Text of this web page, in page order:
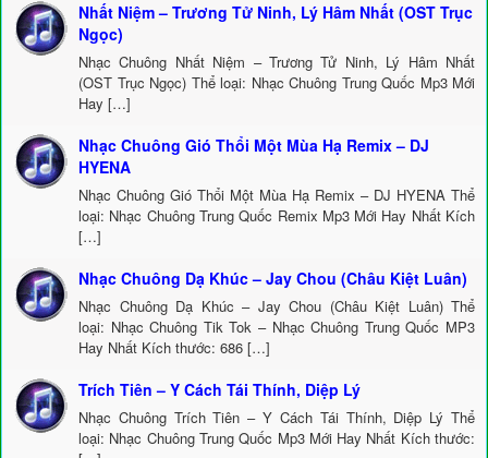
Nhất Niệm – Trương Tử Ninh, Lý Hâm Nhất (OST Trục
Ngọc)
Nhạc Chuông Nhất Niệm – Trương Tử Ninh, Lý Hâm Nhất
(OST Trục Ngọc) Thể loại: Nhạc Chuông Trung Quốc Mp3 Mới
Hay […]
Nhạc Chuông Gió Thổi Một Mùa Hạ Remix – DJ
HYENA
Nhạc Chuông Gió Thổi Một Mùa Hạ Remix – DJ HYENA Thể
loại: Nhạc Chuông Trung Quốc Remix Mp3 Mới Hay Nhất Kích
[…]
Nhạc Chuông Dạ Khúc – Jay Chou (Châu Kiệt Luân)
Nhạc Chuông Dạ Khúc – Jay Chou (Châu Kiệt Luân) Thể
loại: Nhạc Chuông Tik Tok – Nhạc Chuông Trung Quốc MP3
Hay Nhất Kích thước: 686 […]
Trích Tiên – Y Cách Tái Thính, Diệp Lý
Nhạc Chuông Trích Tiên – Y Cách Tái Thính, Diệp Lý Thể
loại: Nhạc Chuông Trung Quốc Mp3 Mới Hay Nhất Kích thước: